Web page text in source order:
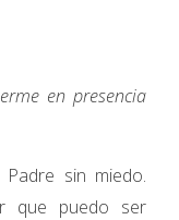
en presencia
sin miedo.
que puedo ser